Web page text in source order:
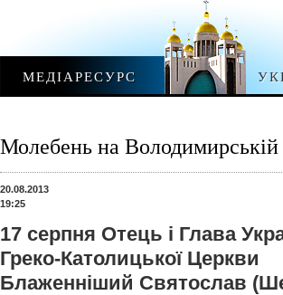
МЕДІАРЕСУРС
Молебень на Володимирській
20.08.2013
19:25
17 серпня Отець і Глава
Греко-Католицької Церкви
Блаженніший Святослав